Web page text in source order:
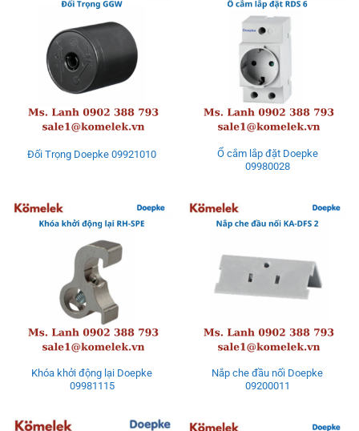
Đối Trọng Doepke 09921010
Ổ cắm lắp đặt Doepke
09980028
Khóa khởi động lại Doepke
09981115
Nắp che đầu nối Doepke
09200011